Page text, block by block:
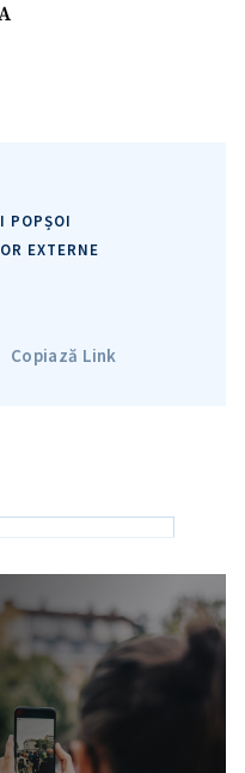
POPȘOI
EXTERNE
Copiază Link